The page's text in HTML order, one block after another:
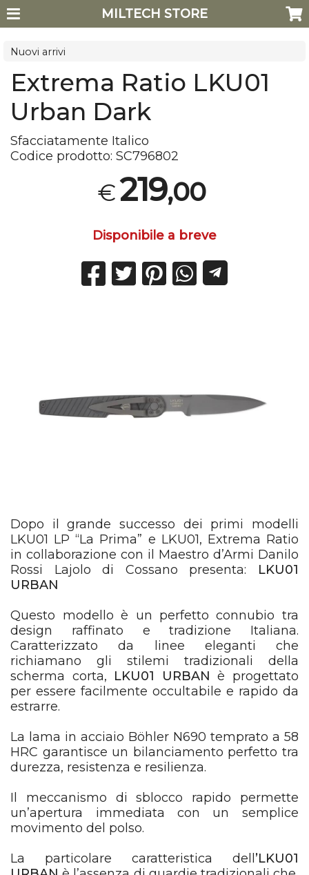
MILTECH STORE
Nuovi arrivi
Extrema Ratio LKU01
Urban Dark
Sfacciatamente Italico
Codice prodotto:SC796802
€219,00
Disponibile a breve
Dopo il grande successo dei primi modelli
LKU01 LP “La Prima” e LKU01, Extrema Ratio
in collaborazione con il Maestro d’Armi Danilo
Rossi Lajolo di Cossano presenta:
LKU01
URBAN
Questo modello è un perfetto connubio tra
design raffinato e tradizione Italiana.
Caratterizzato da linee eleganti che
richiamano gli stilemi tradizionali della
scherma corta, LKU01 URBAN è progettato
per essere facilmente occultabile e rapido da
estrarre.
La lama in acciaio Böhler N690 temprato a 58
HRC garantisce un bilanciamento perfetto tra
durezza, resistenza e resilienza.
Il meccanismo di sblocco rapido permette
un’apertura immediata con un semplice
movimento del polso.
La particolare caratteristica dell ’LKU01